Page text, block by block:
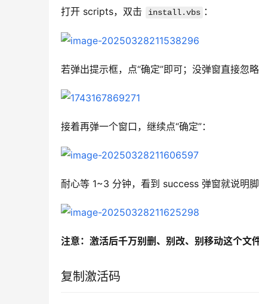
打开 scripts，双击 install.vbs ：
若弹出提示框，点“确定”即可；没弹窗直接忽略
接着再弹一个窗口，继续点“确定”：
耐心等 1~3 分钟，看到 success 弹窗就说明脚
注意：激活后千万别删、别改、别移动这个文
复制激活码